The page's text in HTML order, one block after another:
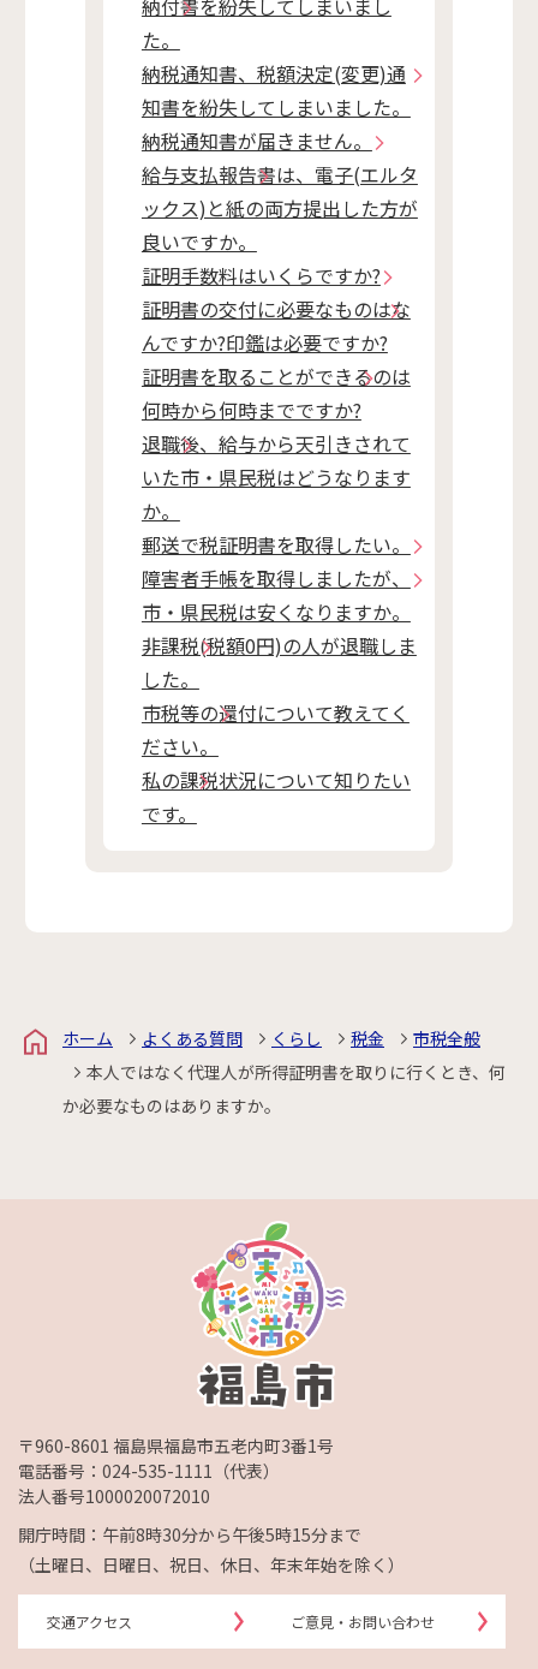
納付書を紛失してしまいまし
た。
納税通知書、税額決定(変更)通
知書を紛失してしまいました。
納税通知書が届きません。
給与支払報告書は、電子(エルタ
ックス)と紙の両方提出した方が
良いですか。
証明手数料はいくらですか?
証明書の交付に必要なものはな
んですか?印鑑は必要ですか?
証明書を取ることができるのは
何時から何時までですか?
退職後、給与から天引きされて
いた市・県民税はどうなります
か。
郵送で税証明書を取得したい。
障害者手帳を取得しましたが、
市・県民税は安くなりますか。
非課税(税額0円)の人が退職しま
した。
市税等の還付について教えてく
ださい。
私の課税状況について知りたい
です。
ホーム よくある質問 くらし 税金
市税全般
本人ではなく代理人が所得証明書を取りに行くとき、何
か必要なものはありますか。
〒960-8601 福島県福島市五老内町3番1号
電話番号： 024-535-1111 （代表）
法人番号1000020072010
開庁時間：午前8時30分から午後5時15分まで
（土曜日、日曜日、祝日、休日、年末年始を除く）
交通アクセス ご意見・お問い合わせ